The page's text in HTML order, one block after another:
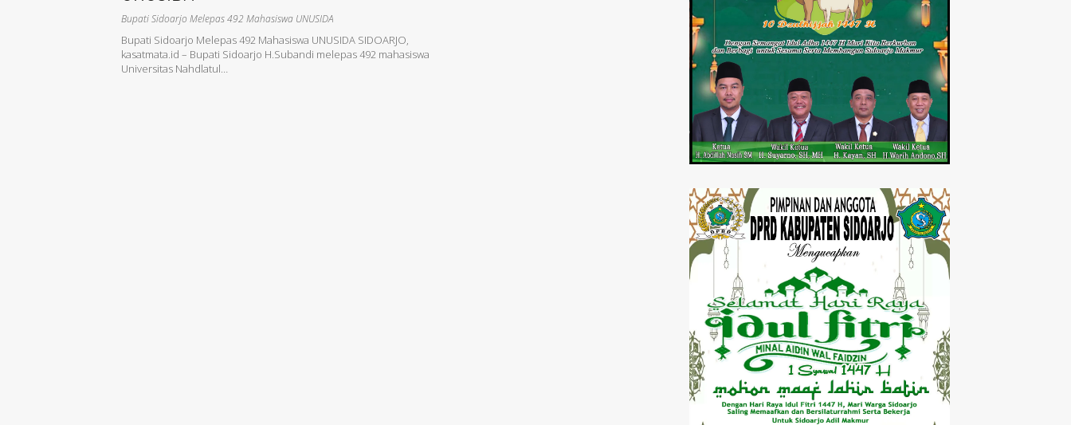
Bupati Sidoarjo Melepas 492 Mahasiswa UNUSIDA
Bupati Sidoarjo Melepas 492 Mahasiswa UNUSIDA SIDOARJO,
kasatmata.id – Bupati Sidoarjo H.Subandi melepas 492 mahasiswa
Universitas Nahdlatul…